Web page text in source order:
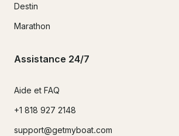
Destin
Marathon
Assistance 24/7
Aide et FAQ
+1 818 927 2148
support@getmyboat.com